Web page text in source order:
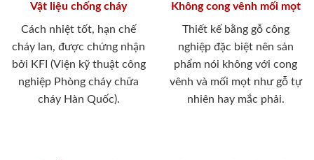
Vật liệu chống cháy
Cách nhiệt tốt, hạn chế
cháy lan, được chứng nhận
bởi KFI (Viện kỹ thuật công
nghiệp Phòng cháy chữa
cháy Hàn Quốc).
Không cong vênh mối mọt
Thiết kế bằng gỗ công
nghiệp đặc biệt nên sản
phẩm nói không với cong
vênh và mối mọt như gỗ tự
nhiên hay mắc phải.